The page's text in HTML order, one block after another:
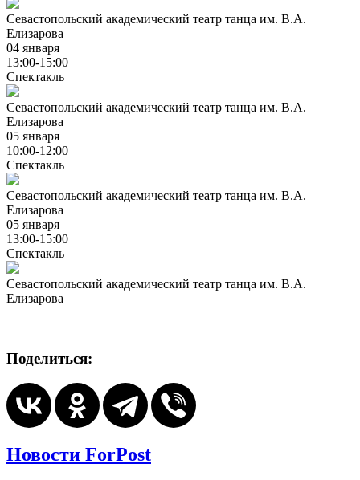
Севастопольский академический театр танца им. В.А.
Елизарова
04 января
13:00-15:00
Спектакль
Севастопольский академический театр танца им. В.А.
Елизарова
05 января
10:00-12:00
Спектакль
Севастопольский академический театр танца им. В.А.
Елизарова
05 января
13:00-15:00
Спектакль
Севастопольский академический театр танца им. В.А.
Елизарова
Поделиться:
Новости ForPost